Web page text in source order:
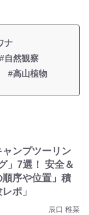
ナ
#自然観察
#高山植物
ンプツーリン
」7選！ 安全＆
序や位置」積
ポ」
辰口 稚菜